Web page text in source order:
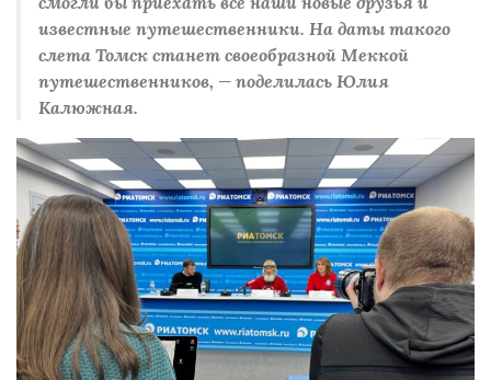
известные путешественники. На даты такого
слета Томск станет своеобразной Меккой
путешественников, — поделилась Юлия
Калюжная.